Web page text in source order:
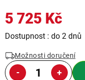
5 725 Kč
Měrná
Dostupnost : do 2 dnů
Možnosti doručení